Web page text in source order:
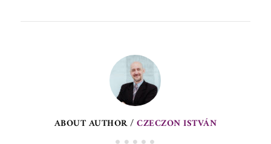
ABOUT AUTHOR /CZECZON ISTVÁN